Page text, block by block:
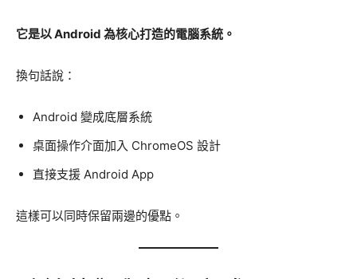
它是以 Android 為核心打造的電腦系統。
換句話說：
Android 變成底層系統
桌面操作介面加入 ChromeOS 設計
直接支援 Android App
這樣可以同時保留兩邊的優點。